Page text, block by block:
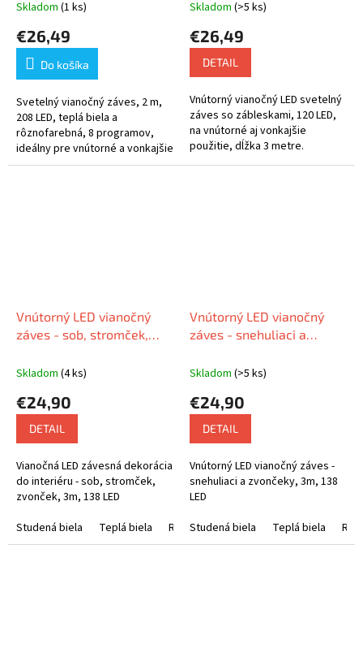
2m, 208 LED
Skladom (1 ks)
€26,49
Do košíka
Svetelný vianočný záves, 2 m,
208 LED, teplá biela a
rôznofarebná, 8 programov,
ideálny pre vnútorné a vonkajšie
dekorácie.
prepojiteľný, rôzne farby
Skladom (>5 ks)
€26,49
DETAIL
Vnútorný vianočný LED svetelný
záves so zábleskami, 120 LED,
na vnútorné aj vonkajšie
použitie, dĺžka 3 metre.
Vnútorný LED vianočný
záves - sob, stromček,
rôzne farby na výber
Skladom (4 ks)
€24,90
DETAIL
Vianočná LED závesná dekorácia
do interiéru - sob, stromček,
zvonček, 3m, 138 LED
Studená biela
Teplá biela Rôznofarebná
Vnútorný LED vianočný
záves - snehuliaci a
Skladom (>5 ks)
€24,90
DETAIL
Vnútorný LED vianočný záves -
snehuliaci a zvončeky, 3m, 138
LED
Studená biela
Teplá biela